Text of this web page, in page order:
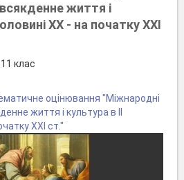
життя і
ХХ - на початку ХХІ
11 клас
оцінювання "Міжнародні
життя і культура в ІІ
ХХІ ст."